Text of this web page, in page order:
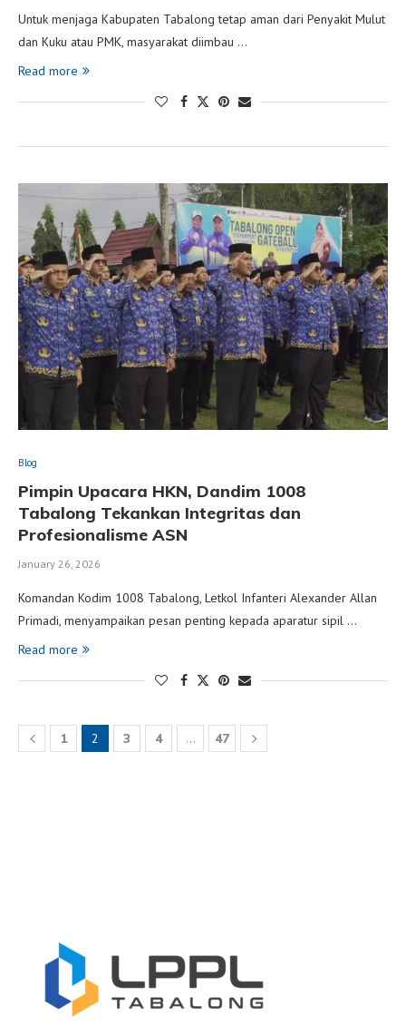
Untuk menjaga Kabupaten Tabalong tetap aman dari Penyakit Mulut
dan Kuku atau PMK, masyarakat diimbau …
Read more
Blog
Pimpin Upacara HKN, Dandim 1008
Tabalong Tekankan Integritas dan
Profesionalisme ASN
January 26, 2026
Komandan Kodim 1008 Tabalong, Letkol Infanteri Alexander Allan
Primadi, menyampaikan pesan penting kepada aparatur sipil …
Read more
1 2 3 4 … 47